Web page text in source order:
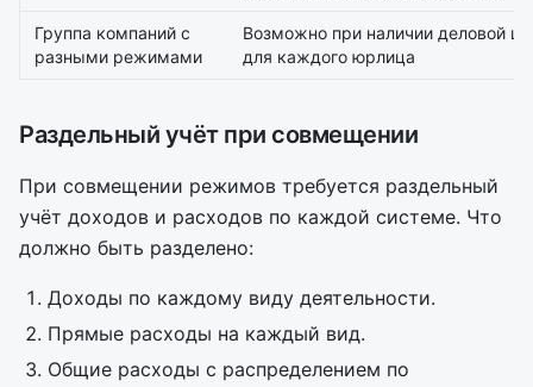
Группа компаний с
разными режимами
Возможно при наличии деловой
для каждого юрлица
Раздельный учёт при совмещении
При совмещении режимов требуется раздельный
учёт доходов и расходов по каждой системе. Что
должно быть разделено:
Доходы по каждому виду деятельности.
Прямые расходы на каждый вид.
Общие расходы с распределением по